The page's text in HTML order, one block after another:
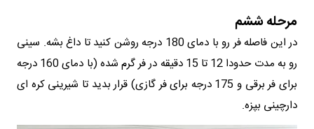
مرحله ششم
در این فاصله فر رو با دمای 180 درجه روشن کنید تا داغ بشه. سینی
رو به مدت حدودا 12 تا 15 دقیقه در فر گرم شده (با دمای 160 درجه
برای فر برقی و 175 درجه برای فر گازی) قرار بدید تا شیرینی کره ای
دارچینی بپزه.